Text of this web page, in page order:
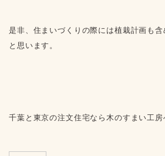
是非、住まいづくりの際には植栽計画も
と思います。
千葉と東京の注文住宅なら木のすまい工房